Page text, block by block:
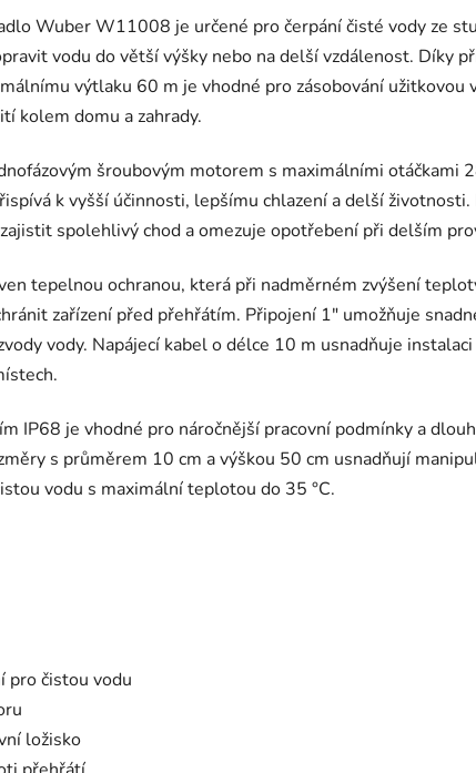
Wuber W11008 je určené pro čerpání čisté vody ze
vodu do větší výšky nebo na delší vzdálenost. Díky
výtlaku 60 m je vhodné pro zásobování užitkovou
kolem domu a zahrady.
šroubovým motorem s maximálními otáčkami
k vyšší účinnosti, lepšímu chlazení a delší
spolehlivý chod a omezuje opotřebení při delším
tepelnou ochranou, která při nadměrném zvýšení
zařízení před přehřátím. Připojení 1" umožňuje
vody. Napájecí kabel o délce 10 m usnadňuje
IP68 je vhodné pro náročnější pracovní podmínky a
s průměrem 10 cm a výškou 50 cm usnadňují
vodu s maximální teplotou do 35 °C.
pro čistou vodu
ložisko